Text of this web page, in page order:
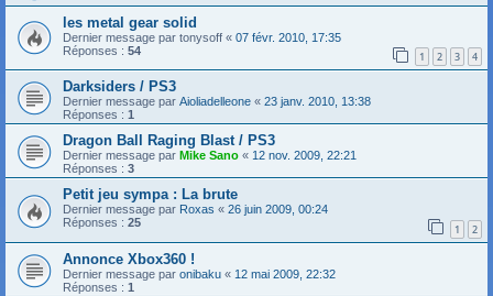
les metal gear solid
Dernier message par tonysoff « 07 févr. 2010, 17:35
Réponses : 54 1 2 3 4
Darksiders / PS3
Dernier message par Aioliadelleone « 23 janv. 2010, 13:38
Réponses : 1
Dragon Ball Raging Blast / PS3
Dernier message par Mike Sano « 12 nov. 2009, 22:21
Réponses : 3
Petit jeu sympa : La brute
Dernier message par Roxas « 26 juin 2009, 00:24
Réponses : 25 1 2
Annonce Xbox360 !
Dernier message par onibaku « 12 mai 2009, 22:32
Réponses : 1